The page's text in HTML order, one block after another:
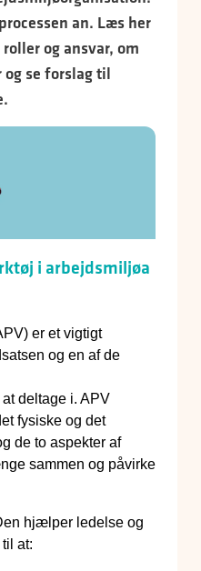
an. Læs her
og ansvar, om
og se forslag til
i arbejdsmiljøa
er et vigtigt
og en af de
deltage i. APV
fysiske og det
de to aspekter af
sammen og påvirke
hjælper ledelse og
at: